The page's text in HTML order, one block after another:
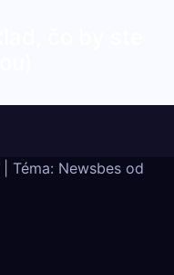
Téma: Newsbes od